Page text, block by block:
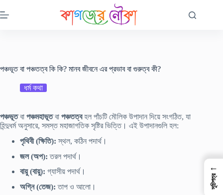
to
পঞ্চভূত বা পঞ্চতত্ব কি কি? মানব জীবনে এর প্রভাব বা গুরুত্ব কী?
ধর্ম কথা
পঞ্চভূতবা পঞ্চমহাভূতবা পঞ্চতত্বহল পাঁচটি মৌলিক উপাদান দিয়ে সংগঠিত, যা
হিন্দুধর্ম অনুসারে, সমস্ত মহাজাগতিক সৃষ্টির ভিত্তি। এই উপাদানগুলি হল:
পৃথিবী (ক্ষিতি): স্থল, কঠিন পদার্থ।
জল (অপ): তরল পদার্থ।
বায়ু (বায়ু): গ্যাসীয় পদার্থ।
অগ্নি (তেজ): তাপ ও আলো।
←
সূচিপত্র